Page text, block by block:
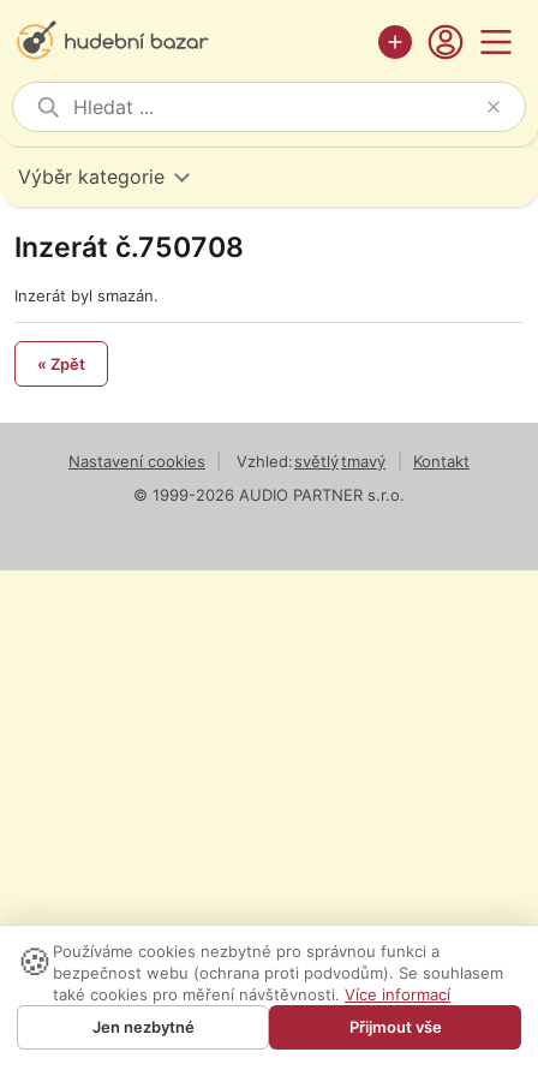
Výběr kategorie
Inzerát č.750708
Inzerát byl smazán.
« Zpět
Nastavení cookies Vzhled:světlýtmavý
Kontakt
© 1999-2026 AUDIO PARTNER s.r.o.
🍪 Používáme cookies nezbytné pro správnou funkci a
bezpečnost webu (ochrana proti podvodům). Se souhlasem
také cookies pro měření návštěvnosti. Více informací
Jen nezbytné
Přijmout vše